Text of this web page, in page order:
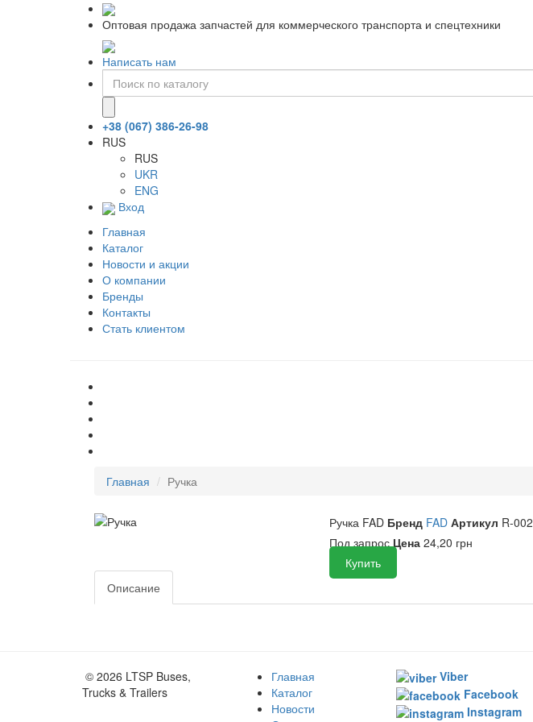
Оптовая продажа запчастей для коммерческого транспорта и спецтехники
Написать нам
+38 (067) 386-26-98
RUS
RUS
UKR
ENG
Вход
Главная
Каталог
Новости и акции
О компании
Бренды
Контакты
Стать клиентом
Главная
Ручка
Ручка FAD Бренд FAD Артикул R-002
Под запрос Цена 24,20 грн
Купить
Описание
© 2026 LTSP Buses,
Trucks & Trailers
Главная
Каталог
Новости
Viber
Facebook
Instagram